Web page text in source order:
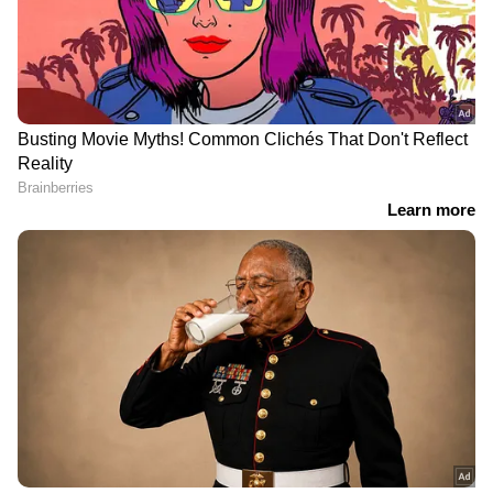
DOWNLOAD APP
RECOMMENDED STORIES
എബോള ഭീതി:
ഛത്തീസ്ഗഡിൽ മൂന്ന്
ആഫ്രിക്കൻ പൗരന്മാർ
ഗ്രതയോടെ സർക്കാർ
സിജെപിയുടെ പ്രതിഷേധം;
സാമൂഹിക മാധ്യമങ്ങളിലെ
പിന്തുണ തെരുവിലില്ല, ജയ്
ശ്രീറാം വിളിച്ച്
തടയാനെത്തിയവരെ